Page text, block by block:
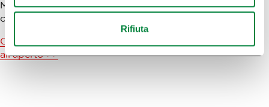
Rifiuta
Molto amate sono anche le discese in parapendio dalle
cime delle montagne.
Controllate le offerte e prenotate le vostre attività
all'aperto >>